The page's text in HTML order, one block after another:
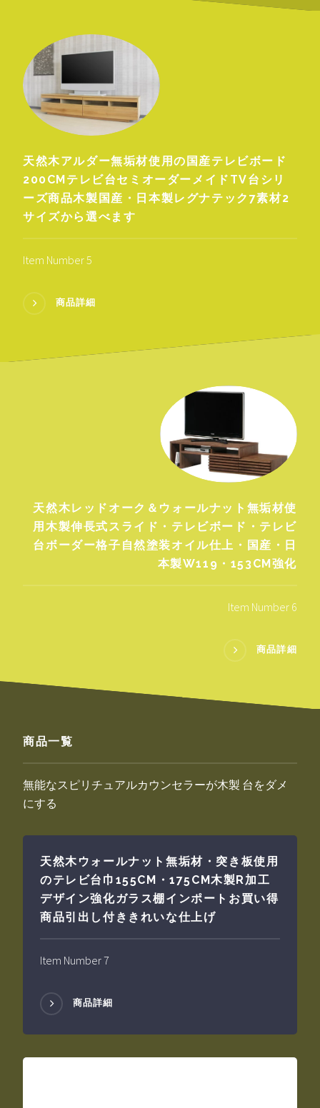
天然木アルダー無垢材使用の国産テレビボード
200CMテレビ台セミオーダーメイドTV台シリ
ーズ商品木製国産・日本製レグナテック7素材2
サイズから選べます
Item Number 5
商品詳細
天然木レッドオーク＆ウォールナット無垢材使
用木製伸長式スライド・テレビボード・テレビ
台ボーダー格子自然塗装オイル仕上・国産・日
本製W119・153CM強化
Item Number 6
商品詳細
商品一覧
無能なスピリチュアルカウンセラーが木製 台をダメ
にする
天然木ウォールナット無垢材・突き板使用
のテレビ台巾155CM・175CM木製R加工
デザイン強化ガラス棚インポートお買い得
商品引出し付ききれいな仕上げ
Item Number 7
商品詳細